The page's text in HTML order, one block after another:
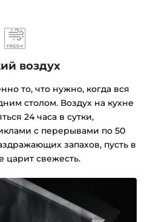
воздух
то, что нужно, когда вся
столом. Воздух на кухне
24 часа в сутки,
с перерывами по 50
запахов, пусть в
царит свежесть.